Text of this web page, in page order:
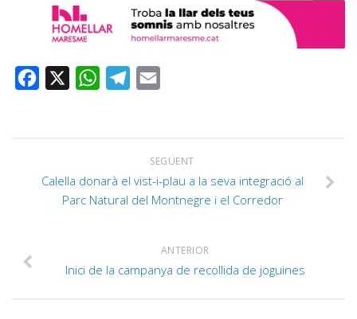
Facebook WhatsAppTelegram
SEGÜENT
Calella donarà el vist-i-plau a la seva integració al
Parc Natural del Montnegre i el Corredor
ANTERIOR
Inici de la campanya de recollida de joguines